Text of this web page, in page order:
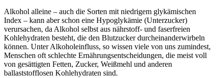
Alkohol alleine – auch die Sorten mit niedrigem glykämischen
Index – kann aber schon eine Hypoglykämie (Unterzucker)
verursachen, da Alkohol selbst aus nährstoff- und faserfreien
Kohlehydraten besteht, die den Blutzucker durcheinanderwirbeln
können. Unter Alkoholeinfluss, so wissen viele von uns zumindest,
Menschen oft schlechte Ernährungsentscheidungen, die meist voll
von gesättigten Fetten, Zucker, Weißmehl und anderen
ballaststofflosen Kohlehydraten sind.